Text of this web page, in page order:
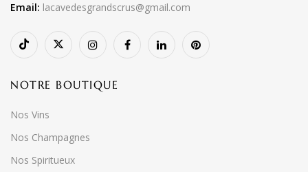
Email: lacavedesgrandscrus@gmail.com
NOTRE BOUTIQUE
Nos Vins
Nos Champagnes
Nos Spiritueux